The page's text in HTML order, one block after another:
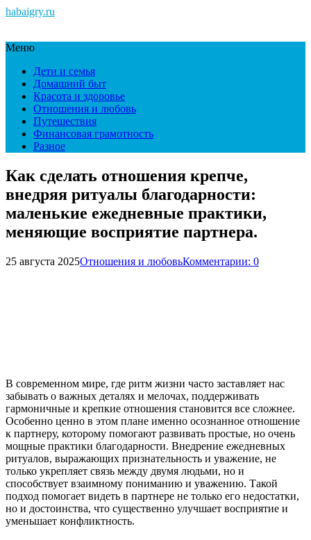
habaigry.ru
Меню
Дети и семья
Домашний быт
Красота и здоровье
Отношения и любовь
Путешествия
Финансовая грамотность
Разное
Как сделать отношения крепче,
внедряя ритуалы благодарности:
маленькие ежедневные практики,
меняющие восприятие партнера.
25 августа 2025Отношения и любовьКомментарии: 0
В современном мире, где ритм жизни часто заставляет нас
забывать о важных деталях и мелочах, поддерживать
гармоничные и крепкие отношения становится все сложнее.
Особенно ценно в этом плане именно осознанное отношение
к партнеру, которому помогают развивать простые, но очень
мощные практики благодарности. Внедрение ежедневных
ритуалов, выражающих признательность и уважение, не
только укрепляет связь между двумя людьми, но и
способствует взаимному пониманию и уважению. Такой
подход помогает видеть в партнере не только его недостатки,
но и достоинства, что существенно улучшает восприятие и
уменьшает конфликтность.